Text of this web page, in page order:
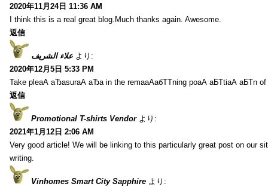
2020年11月24日 11:36 AM
I think this is a real great blog.Much thanks again. Awesome.
返信
علاء الشريف より:
2020年12月5日 5:33 PM
Take pleаА аЂаsurаА аЂа in the remaаАабТТning poаА аБТtiаА аБТn
返信
Promotional T-shirts Vendor より:
2021年1月12日 2:06 AM
Very good article! We will be linking to this particularly great post on our
writing.
Vinhomes Smart City Sapphire より: